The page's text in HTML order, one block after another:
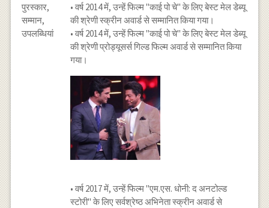
पुरस्कार,
सम्मान,
उपलब्धियां
• वर्ष 2014 में, उन्हें फिल्म "काई पो चे" के लिए बेस्ट मेल डेब्यू
की श्रेणी स्क्रीन अवार्ड से सम्मानित किया गया।
• वर्ष 2014 में, उन्हें फिल्म "काई पो चे" के लिए बेस्ट मेल डेब्यू
की श्रेणी प्रोड्यूसर्स गिल्ड फिल्म अवार्ड से सम्मानित किया
गया।
• वर्ष 2017 में, उन्हें फिल्म "एम.एस. धोनी: द अनटोल्ड
स्टोरी" के लिए सर्वश्रेष्ठ अभिनेता स्क्रीन अवार्ड से